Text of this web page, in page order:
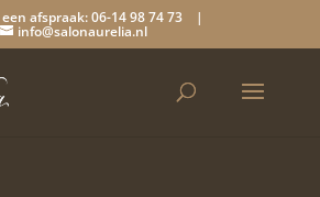
een afspraak: 06-14 98 74 73 |
info@salonaurelia.nl